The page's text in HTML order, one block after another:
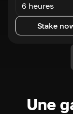
6 heures
Stake
Une